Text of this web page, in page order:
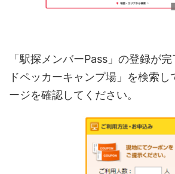
「駅探メンバーPass」の登録が
ドペッカーキャンプ場」を検索
ージを確認してください。